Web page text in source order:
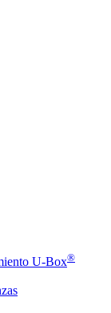
U-Box®